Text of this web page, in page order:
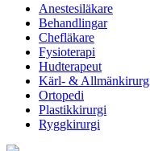
Anestesiläkare
Behandlingar
Chefläkare
Fysioterapi
Hudterapeut
Kärl- &
Ortopedi
Plastikkirurgi
Ryggkirurgi